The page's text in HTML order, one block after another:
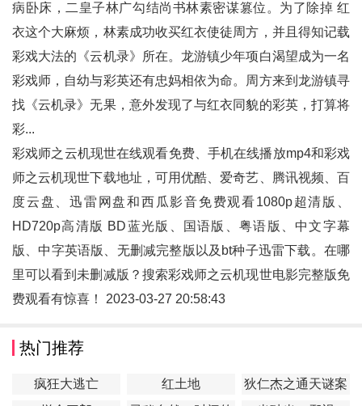
病卧床，二皇子林广勾结尚书林素密谋篡位。为了除掉 红
衣这个大麻烦，林素成功收买红衣使徒周方，并且得知记载
彩戏大法的《云机录》所在。龙游镇少年项白渴望成为一名
彩戏师，自幼与彩英还有忠妈相依为命。周方来到龙游镇寻
找《云机录》无果，意外发现了与红衣同貌的彩英，打算将
彩...
彩戏师之云机现世在线观看免费、手机在线播放mp4和彩戏
师之云机现世下载地址，可用优酷、爱奇艺、腾讯视频、百
度云盘、迅雷网盘和西瓜影音免费观看1080p超清版、
HD720p高清版 BD蓝光版、国语版、粤语版、中文字幕
版、中字英语版、无删减完整版以及bt种子迅雷下载。在哪
里可以看到未删减版？搜索彩戏师之云机现世电影完整版免
费观看有惊喜！ 2023-03-27 20:58:43
热门推荐
疯狂大逃亡 红土地
狄仁杰之通天谜案